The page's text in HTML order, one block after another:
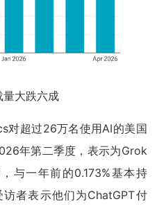
大跌六成
对超过26万名使用AI的美国
年第二季度，表示为Grok
与一年前的0.173%基本持
者表示他们为ChatGPT付